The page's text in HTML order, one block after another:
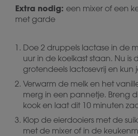
Extra nodig: een mixer of een
met garde
Doe 2 druppels lactase in de
uur in de koelkast staan. Nu is
grotendeels lactosevrij en kun
Verwarm de melk en het
merg in een pannetje. Breng
kook en laat dit 10 minuten
Klop de eierdooiers met de
met de mixer of in de